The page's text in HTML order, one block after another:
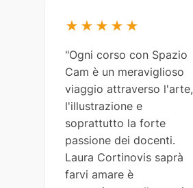
★★★★★
"Ogni corso con Spazio
Cam è un meraviglioso
viaggio attraverso l'arte,
l'illustrazione e
soprattutto la forte
passione dei docenti.
Laura Cortinovis saprà
farvi amare è